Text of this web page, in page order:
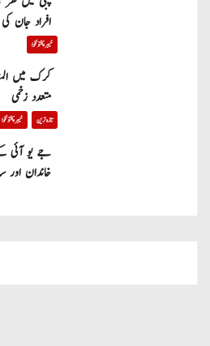
افراد جان کی
خیبر پختونخوا
متعدد زخمی
تازہ ترین خیبر پختونخوا
جے یو آئی کے
خاندان اور